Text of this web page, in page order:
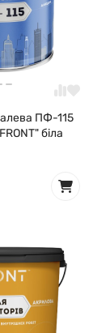
ПФ-115
біла